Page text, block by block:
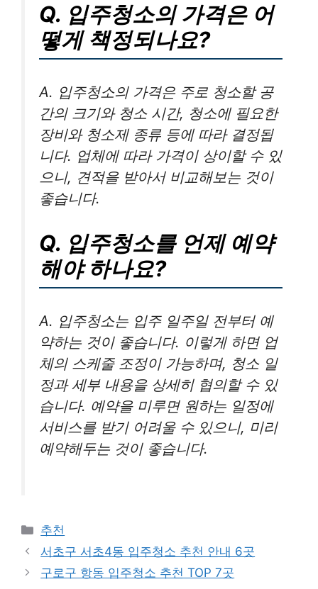
Q. 입주청소의 가격은 어
떻게 책정되나요?
A. 입주청소의 가격은 주로 청소할 공
간의 크기와 청소 시간, 청소에 필요한
장비와 청소제 종류 등에 따라 결정됩
니다. 업체에 따라 가격이 상이할 수 있
으니, 견적을 받아서 비교해보는 것이
좋습니다.
Q. 입주청소를 언제 예약
해야 하나요?
A. 입주청소는 입주 일주일 전부터 예
약하는 것이 좋습니다. 이렇게 하면 업
체의 스케줄 조정이 가능하며, 청소 일
정과 세부 내용을 상세히 협의할 수 있
습니다. 예약을 미루면 원하는 일정에
서비스를 받기 어려울 수 있으니, 미리
예약해두는 것이 좋습니다.
카
테
고
리
추천
서초구 서초4동 입주청소 추천 안내 6곳
구로구 항동 입주청소 추천 TOP 7곳